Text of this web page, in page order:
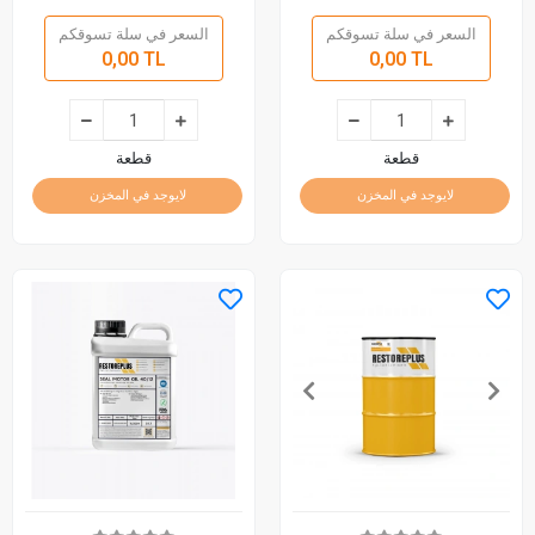
السعر في سلة تسوقكم
0,00 TL
قطعة
لايوجد في المخزن
السعر في سلة تسوقكم
0,00 TL
قطعة
لايوجد في المخزن